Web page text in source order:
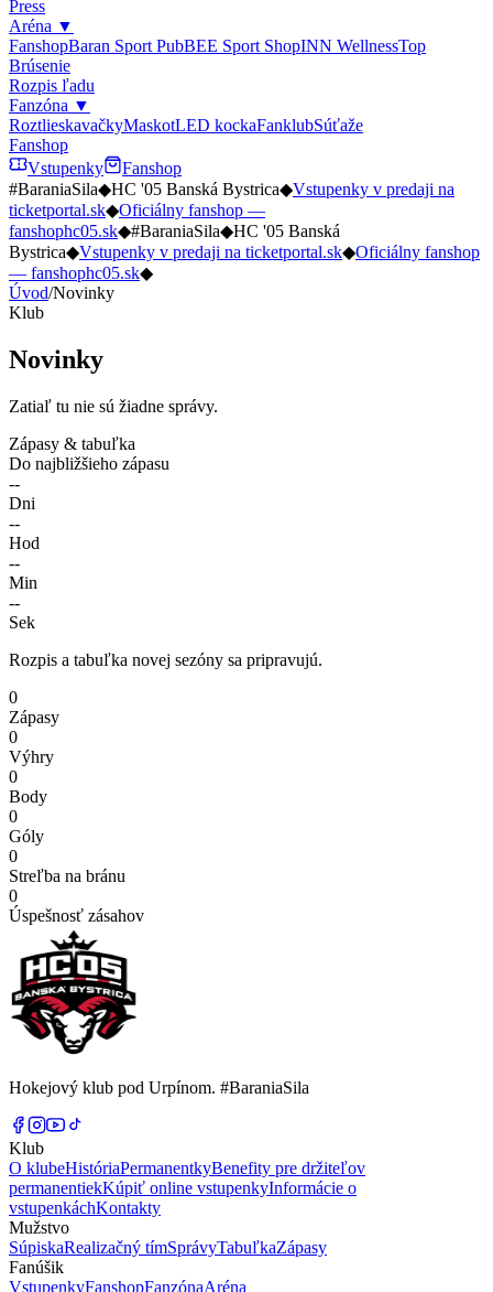
Press
Aréna ▼
FanshopBaran Sport PubBEE Sport ShopINN WellnessTop
Brúsenie
Rozpis ľadu
Fanzóna ▼
RoztlieskavačkyMaskotLED kockaFanklubSúťaže
Fanshop
Vstupenky
Fanshop
#BaraniaSila◆HC '05 Banská Bystrica◆Vstupenky v predaji na
ticketportal.sk◆Oficiálny fanshop —
fanshophc05.sk◆#BaraniaSila◆HC '05 Banská
Bystrica◆Vstupenky v predaji na ticketportal.sk◆Oficiálny fanshop
— fanshophc05.sk◆
Úvod/Novinky
Klub
Novinky
Zatiaľ tu nie sú žiadne správy.
Zápasy & tabuľka
Do najbližšieho zápasu
--
Dni
--
Hod
--
Min
--
Sek
Rozpis a tabuľka novej sezóny sa pripravujú.
0
Zápasy
0
Výhry
0
Body
0
Góly
0
Streľba na bránu
0
Úspešnosť zásahov
Hokejový klub pod Urpínom. #BaraniaSila
Klub
O klubeHistóriaPermanentkyBenefity pre držiteľov
permanentiekKúpiť online vstupenkyInformácie o
vstupenkáchKontakty
Mužstvo
SúpiskaRealizačný tímSprávyTabuľkaZápasy
Fanúšik
VstupenkyFanshopFanzónaAréna